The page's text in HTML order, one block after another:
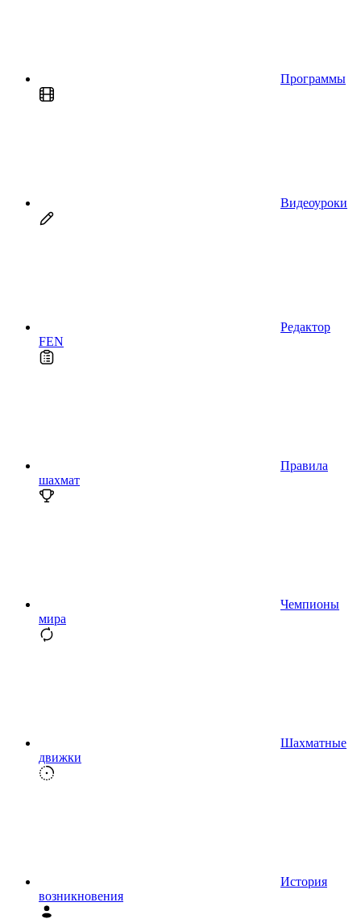
Программы
Видеоуроки
Редактор
FEN
Правила
шахмат
Чемпионы
мира
Шахматные
движки
История
возникновения